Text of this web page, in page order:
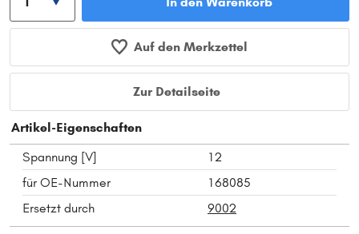
Auf den Merkzettel
Zur Detailseite
Artikel-Eigenschaften
Spannung [V]
12
für OE-Nummer
168085
Ersetzt durch
9002